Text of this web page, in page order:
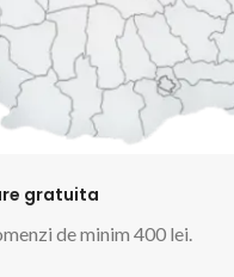
gratuita
de minim 400 lei.